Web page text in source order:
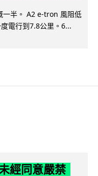
一半。 A2 e-tron 風阻低
電行到7.8公里。6...
經同意嚴禁